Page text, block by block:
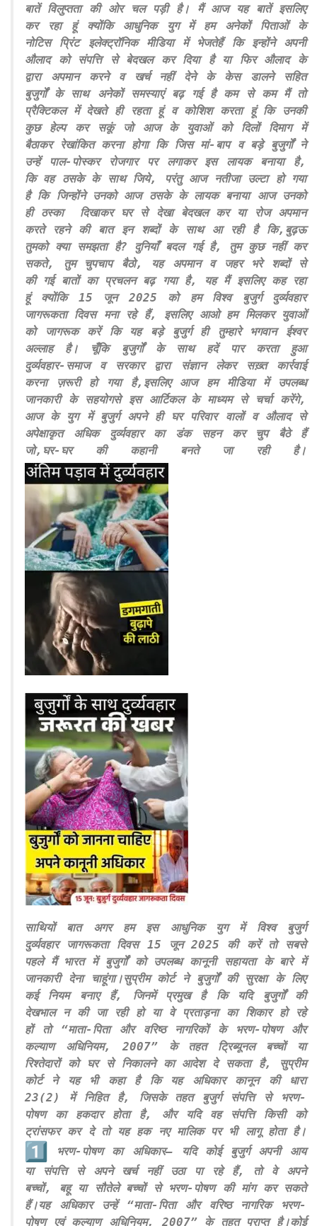
बातें विलुप्तता की ओर चल पड़ी है। मैं आज यह बातें इसलिए
कर रहा हूं क्योंकि आधुनिक युग में हम अनेकों पिताओं के
नोटिस प्रिंट इलेक्ट्रॉनिक मीडिया में भेजतेहैं कि इन्होंने अपनी
औलाद को संपत्ति से बेदखल कर दिया है या फिर औलाद के
द्वारा अपमान करने व खर्च नहीं देने के केस डालने सहित
बुजुर्गों के साथ अनेकों समस्याएं बढ़ गई है कम से कम मैं तो
प्रैक्टिकल में देखते ही रहता हूं व कोशिश करता हूं कि उनकी
कुछ हेल्प कर सकूं जो आज के युवाओं को दिलों दिमाग में
बैठाकर रेखांकित करना होगा कि जिस मां-बाप व बड़े बुजुर्गों ने
उन्हें पाल-पोस्कर रोजगार पर लगाकर इस लायक बनाया है,
कि वह ठसके के साथ जिये, परंतु आज नतीजा उल्टा हो गया
है कि जिन्होंने उनको आज ठसके के लायक बनाया आज उनको
ही ठस्का दिखाकर घर से देखा बेदखल कर या रोज अपमान
करते रहने की बात इन शब्दों के साथ आ रही है कि,बुढ़ऊ
तुमको क्या समझता है? दुनियाँ बदल गई है, तुम कुछ नहीं कर
सकते, तुम चुपचाप बैठो, यह अपमान व जहर भरे शब्दों से
की गई बातों का प्रचलन बढ़ गया है, यह मैं इसलिए कह रहा
हूं क्योंकि 15 जून 2025 को हम विश्व बुजुर्ग दुर्व्यवहार
जागरूकता दिवस मना रहे हैं, इसलिए आओ हम मिलकर युवाओं
को जागरूक करें कि यह बड़े बुजुर्ग ही तुम्हारे भगवान ईश्वर
अल्लाह है। चूँकि बुजुर्गों के साथ हदें पार करता हुआ
दुर्व्यवहार-समाज व सरकार द्वारा संज्ञान लेकर सख़्त कार्रवाई
करना ज़रूरी हो गया है,इसलिए आज हम मीडिया में उपलब्ध
जानकारी के सहयोगसे इस आर्टिकल के माध्यम से चर्चा करेंगे,
आज के युग में बुजुर्ग अपने ही घर परिवार वालों व औलाद से
अपेक्षाकृत अधिक दुर्व्यवहार का डंक सहन कर चुप बैठे हैं
जो,घर-घर की कहानी बनते जा रही है।
साथियों बात अगर हम इस आधुनिक युग में विश्व बुजुर्ग
दुर्व्यवहार जागरूकता दिवस 15 जून 2025 की करें तो सबसे
पहले मैं भारत में बुजुर्गों को उपलब्ध कानूनी सहायता के बारे में
जानकारी देना चाहूंगा।सुप्रीम कोर्ट ने बुजुर्गों की सुरक्षा के लिए
कई नियम बनाए हैं, जिनमें प्रमुख है कि यदि बुजुर्गों की
देखभाल न की जा रही हो या वे प्रताड़ना का शिकार हो रहे
हों तो “माता-पिता और वरिष्ठ नागरिकों के भरण-पोषण और
कल्याण अधिनियम, 2007” के तहत ट्रिब्यूनल बच्चों या
रिश्तेदारों को घर से निकालने का आदेश दे सकता है, सुप्रीम
कोर्ट ने यह भी कहा है कि यह अधिकार कानून की धारा
23(2) में निहित है, जिसके तहत बुजुर्ग संपत्ति से भरण-
पोषण का हकदार होता है, और यदि वह संपत्ति किसी को
ट्रांसफर कर दे तो यह हक नए मालिक पर भी लागू होता है।
भरण-पोषण का अधिकार– यदि कोई बुजुर्ग अपनी आय
या संपत्ति से अपने खर्च नहीं उठा पा रहे हैं, तो वे अपने
बच्चों, बहू या सौतेले बच्चों से भरण-पोषण की मांग कर सकते
हैं।यह अधिकार उन्हें “माता-पिता और वरिष्ठ नागरिक भरण-
पोषण एवं कल्याण अधिनियम, 2007” के तहत प्राप्त है।कोई